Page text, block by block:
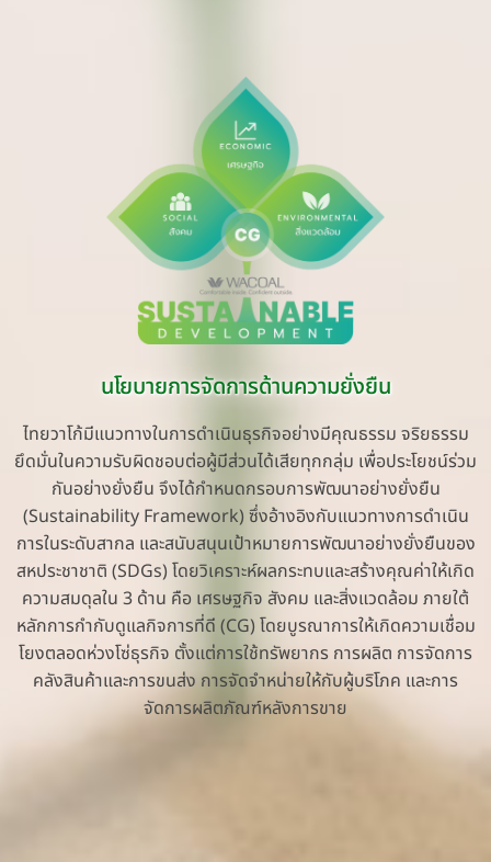
นโยบายการจัดการด้านความยั่งยืน
ไทยวาโก้มีแนวทางในการดำเนินธุรกิจอย่างมีคุณธรรม จริยธรรม
ยึดมั่นในความรับผิดชอบต่อผู้มีส่วนได้เสียทุกกลุ่ม เพื่อประโยชน์ร่วม
กันอย่างยั่งยืน จึงได้กำหนดกรอบการพัฒนาอย่างยั่งยืน
(Sustainability Framework) ซึ่งอ้างอิงกับแนวทางการดำเนิน
การในระดับสากล และสนับสนุนเป้าหมายการพัฒนาอย่างยั่งยืนของ
สหประชาชาติ (SDGs) โดยวิเคราะห์ผลกระทบและสร้างคุณค่าให้เกิด
ความสมดุลใน 3 ด้าน คือ เศรษฐกิจ สังคม และสิ่งแวดล้อม ภายใต้
หลักการกำกับดูแลกิจการที่ดี (CG) โดยบูรณาการให้เกิดความเชื่อม
โยงตลอดห่วงโซ่ธุรกิจ ตั้งแต่การใช้ทรัพยากร การผลิต การจัดการ
คลังสินค้าและการขนส่ง การจัดจำหน่ายให้กับผู้บริโภค และการ
จัดการผลิตภัณฑ์หลังการขาย